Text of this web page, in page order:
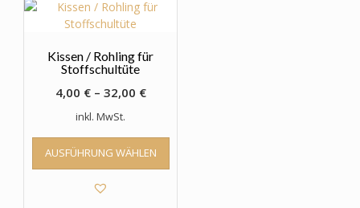
Kissen / Rohling für
Stoffschultüte
4,00 €– 32,00 €
inkl. MwSt.
AUSFÜHRUNG WÄHLEN
Dieses
weist